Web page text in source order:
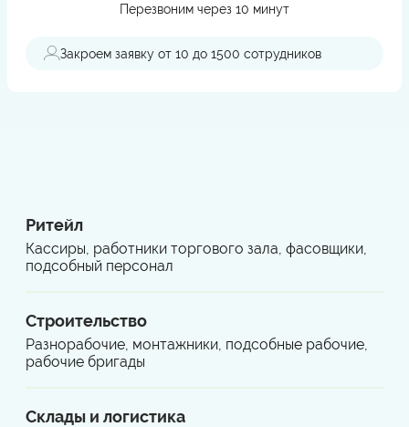
Перезвоним через 10 минут
Поддержка при проверках
Ритейл
Кассиры, работники торгового зала, фасовщики,
подсобный персонал
Строительство
Разнорабочие, монтажники, подсобные рабочие,
рабочие бригады
Склады и логистика